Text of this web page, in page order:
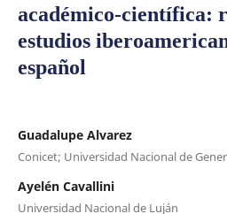
académico-científica:
estudios
español
Guadalupe Alvarez
Conicet; Universidad Nacional de
Ayelén Cavallini
Universidad Nacional de Luján